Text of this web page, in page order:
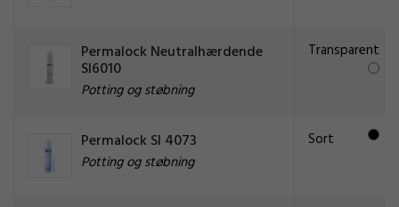
Permalock Neutralhærdende
SI6010
Potting og støbning
Transparent
Permalock SI 4073
Potting og støbning
Sort